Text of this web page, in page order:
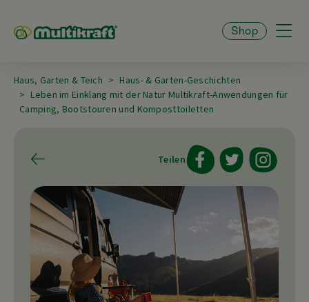
Shop
Haus, Garten & Teich
Haus- & Garten-Geschichten
Leben im Einklang mit der Natur Multikraft-Anwendungen für
Camping, Bootstouren und Komposttoiletten
Teilen